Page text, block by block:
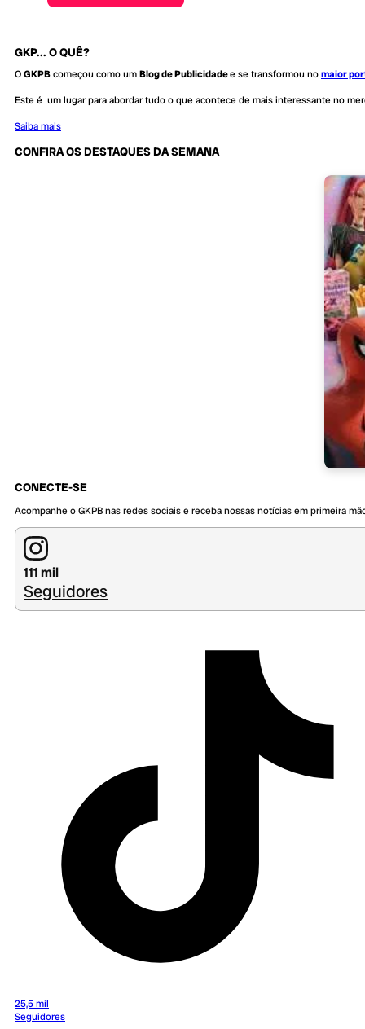
GKP... O QUÊ?
OGKPBcomeçou como umBlog de Publicidadee se transformou nomaior
Este é um lugar para abordar tudo o que acontece de mais interessante no
Saiba mais
CONFIRA OS DESTAQUES DA SEMANA
CONECTE-SE
Acompanhe o GKPB nas redes sociais e receba nossas notícias em primeira
111 mil
Seguidores
25,5 mil
Seguidores